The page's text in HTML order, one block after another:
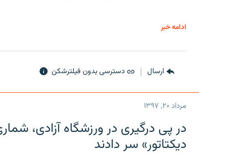
ادامه خبر
ارسال دسترسی بدون فیلترشکن
مرداد ۲۰, ۱۳۹۷
در پی درگیری در ورزشگاه آزادی،
دیکتاتور» سر دادند